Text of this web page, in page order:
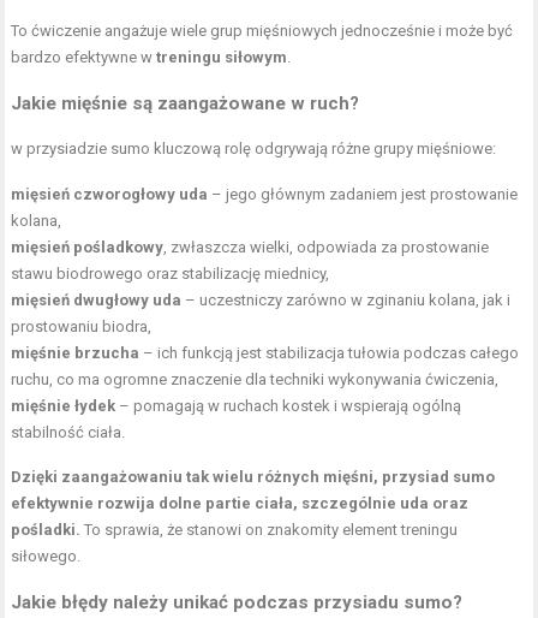
To ćwiczenie angażuje wiele grup mięśniowych jednocześnie i może być
bardzo efektywne wtreningu siłowym.
Jakie mięśnie są zaangażowane w ruch?
w przysiadzie sumo kluczową rolę odgrywają różne grupy mięśniowe:
mięsień czworogłowy uda – jego głównym zadaniem jest prostowanie
kolana,
mięsień pośladkowy, zwłaszcza wielki, odpowiada za prostowanie
stawu biodrowego oraz stabilizację miednicy,
mięsień dwugłowy uda – uczestniczy zarówno w zginaniu kolana, jak i
prostowaniu biodra,
mięśnie brzucha – ich funkcją jest stabilizacja tułowia podczas całego
ruchu, co ma ogromne znaczenie dla techniki wykonywania ćwiczenia,
mięśnie łydek – pomagają w ruchach kostek i wspierają ogólną
stabilność ciała.
Dzięki zaangażowaniu tak wielu różnych mięśni, przysiad sumo
efektywnie rozwija dolne partie ciała, szczególnie uda oraz
pośladki. To sprawia, że stanowi on znakomity element treningu
siłowego.
Jakie błędy należy unikać podczas przysiadu sumo?